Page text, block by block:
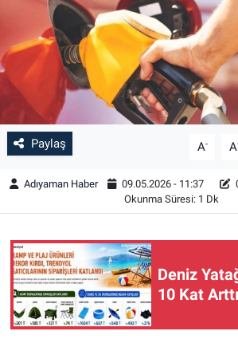
Paylaş A- A
Adıyaman Haber 09.05.2026 - 11:37
Okunma Süresi: 1 Dk
Deniz
10 Kat Arttı
Eğitim
Ekonomi
Yaşam
Çevre
BİLİM VE TEKNOLOJİ